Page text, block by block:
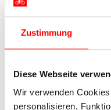
Zustimmung
Diese Webseite
Wir verwenden
personalisieren,
Heute endet Ihre
Reise noch nicht
Hameln